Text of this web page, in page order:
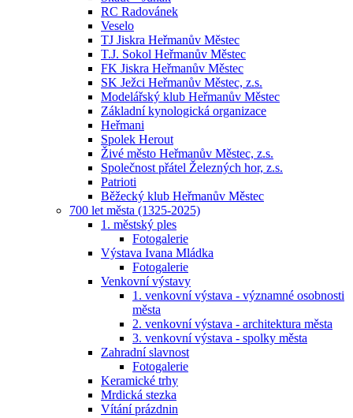
RC Radovánek
Veselo
TJ Jiskra Heřmanův Městec
T.J. Sokol Heřmanův Městec
FK Jiskra Heřmanův Městec
SK Ježci Heřmanův Městec, z.s.
Modelářský klub Heřmanův Městec
Základní kynologická organizace
Heřmani
Spolek Herout
Živé město Heřmanův Městec, z.s.
Společnost přátel Železných hor, z.s.
Patrioti
Běžecký klub Heřmanův Městec
700 let města (1325-2025)
1. městský ples
Fotogalerie
Výstava Ivana Mládka
Fotogalerie
Venkovní výstavy
1. venkovní výstava - významné osobnosti
města
2. venkovní výstava - architektura města
3. venkovní výstava - spolky města
Zahradní slavnost
Fotogalerie
Keramické trhy
Mrdická stezka
Vítání prázdnin